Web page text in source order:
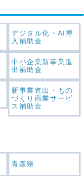
デジタル化・AI導
入補助金
中小企業新事業進
出補助金
新事業進出・もの
づくり商業サービ
ス補助金
青森県